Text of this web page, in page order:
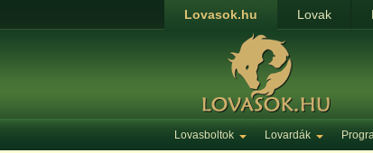
Lovasok.hu Lovak
Lovasboltok Lovardák